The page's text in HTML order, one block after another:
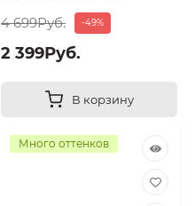
4 699Руб. -49%
2 399Руб.
В корзину
Много оттенков